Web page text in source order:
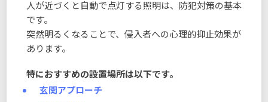
人が近づくと自動で点灯する照明は、防犯対策の基本
です。
突然明るくなることで、侵入者への心理的抑止効果が
あります。
特におすすめの設置場所は以下です。
玄関アプローチ